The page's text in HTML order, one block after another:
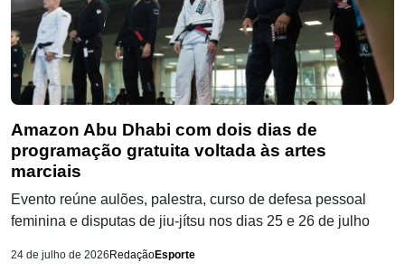
Amazon Abu Dhabi com dois dias de
programação gratuita voltada às artes
marciais
Evento reúne aulões, palestra, curso de defesa pessoal
feminina e disputas de jiu-jítsu nos dias 25 e 26 de julho
24 de julho de 2026 RedaçãoEsporte